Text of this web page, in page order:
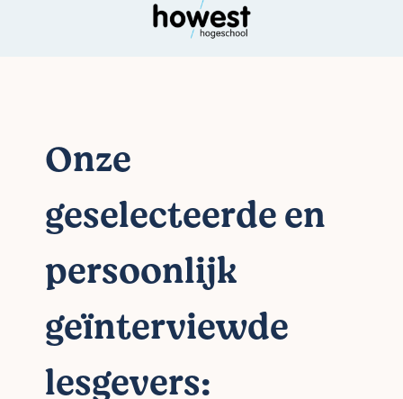
Onze
geselecteerde en
persoonlijk
geïnterviewde
lesgevers: